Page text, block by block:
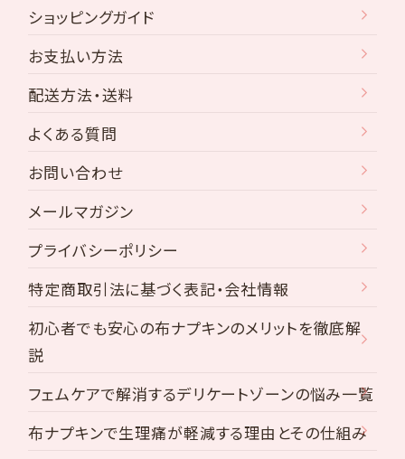
ショッピングガイド
お支払い方法
配送方法・送料
よくある質問
お問い合わせ
メールマガジン
プライバシーポリシー
特定商取引法に基づく表記・会社情報
初心者でも安心の布ナプキンのメリットを徹底解
説
フェムケアで解消するデリケートゾーンの悩み一覧
布ナプキンで生理痛が軽減する理由とその仕組み